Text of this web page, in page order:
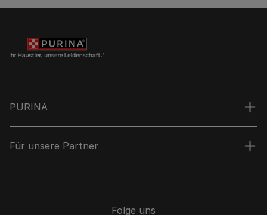
PURINA
Für unsere Partner
Folge uns